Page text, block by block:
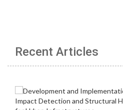
Recent Articles